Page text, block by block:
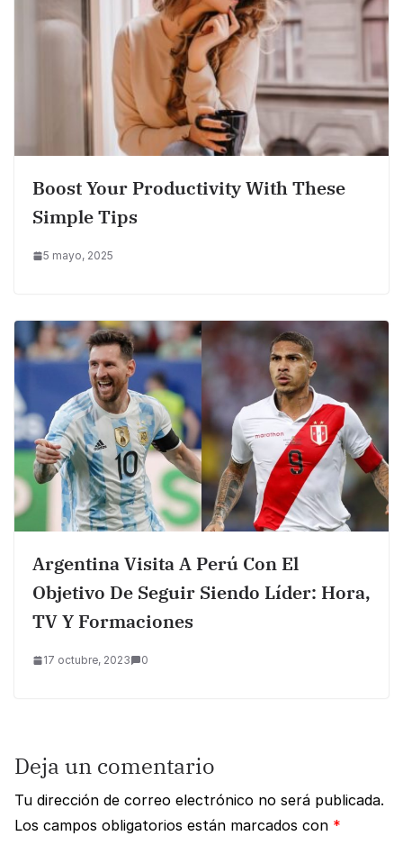
Boost Your Productivity With These
Simple Tips
5 mayo, 2025
Argentina Visita A Perú Con El
Objetivo De Seguir Siendo Líder: Hora,
TV Y Formaciones
17 octubre, 2023 0
Deja un comentario
Tu dirección de correo electrónico no será publicada.
Los campos obligatorios están marcados con *